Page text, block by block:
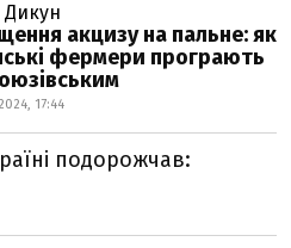
Дикун
акцизу на пальне: як
фермери програють
17:44
подорожчав: